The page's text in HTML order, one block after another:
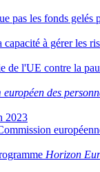
pas les fonds gelés
à gérer les
de l'UE contre la
des
2023
Horizon